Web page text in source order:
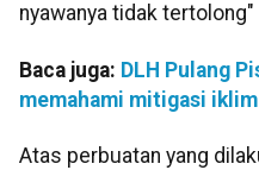
nyawanya tidak tertolong"
Baca juga: DLH Pulang
memahami mitigasi
Atas perbuatan yang